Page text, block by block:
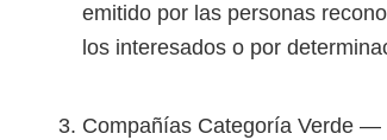
emitido por las personas
los interesados o por
Compañías Categoría Verde ―